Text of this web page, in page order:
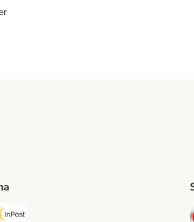
Italiane. Shipping Method